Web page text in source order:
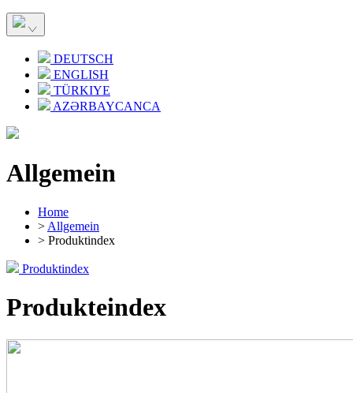
DEUTSCH
ENGLISH
TÜRKIYE
AZƏRBAYCANCA
Allgemein
Home
> Allgemein
> Produktindex
Produktindex
Produkteindex